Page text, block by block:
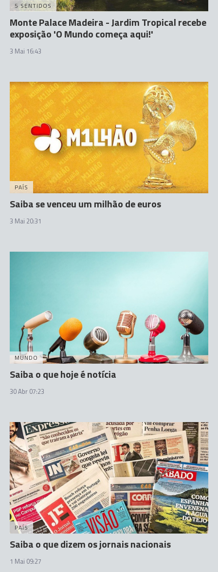
5 SENTIDOS
Monte Palace Madeira - Jardim Tropical recebe
exposição 'O Mundo começa aqui!'
3 Mai 16:43
PAÍS
Saiba se venceu um milhão de euros
3 Mai 20:31
MUNDO
Saiba o que hoje é notícia
30 Abr 07:23
PAÍS
Saiba o que dizem os jornais nacionais
1 Mai 09:27